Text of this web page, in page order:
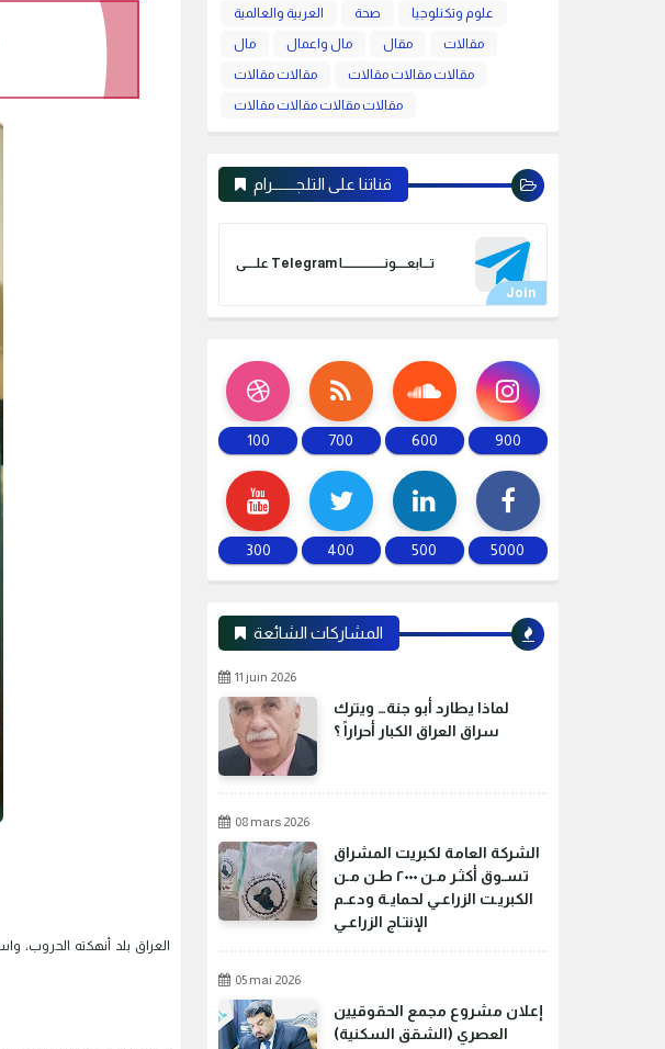
العربية والعالمية
صحة
علوم وتكنلوجيا
مال
مال واعمال مقال
مقالات
مقالات مقالات
مقالات مقالات مقالات
مقالات مقالات مقالات مقالات
قناتنا على التلجـــــــرام
علـــــى Telegram تـــابعـــــونـــــــــــــــــــا
100 700 600 900
300 400 500 5000
المشاركات الشائعة
11 juin 2026
لماذا يطارد أبو جنة… ويترك
سراق العراق الكبار أحراراً ؟
08 mars 2026
الشركة العامة لكبريت المشراق
تسـوق أكثـر مـن ٢٠٠٠ طـن مـن
الكبريـت الزراعـي لحمايـة ودعـم
الإنتـاج الزراعـي
05 mai 2026
إعلان مشروع مجمع الحقوقيين
العصري (الشقق السكنية)